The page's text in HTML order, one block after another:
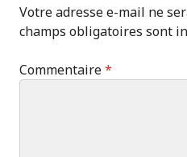
Votre adresse e-mail ne
champs obligatoires sont
Commentaire*